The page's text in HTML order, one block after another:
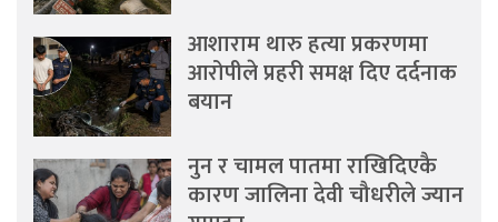
आशाराम थारु हत्या प्रकरणमा
आरोपीले प्रहरी समक्ष दिए दर्दनाक
बयान
नुन र चामल पातमा राखिदिएकै
कारण जालिना देवी चौधरीले ज्यान